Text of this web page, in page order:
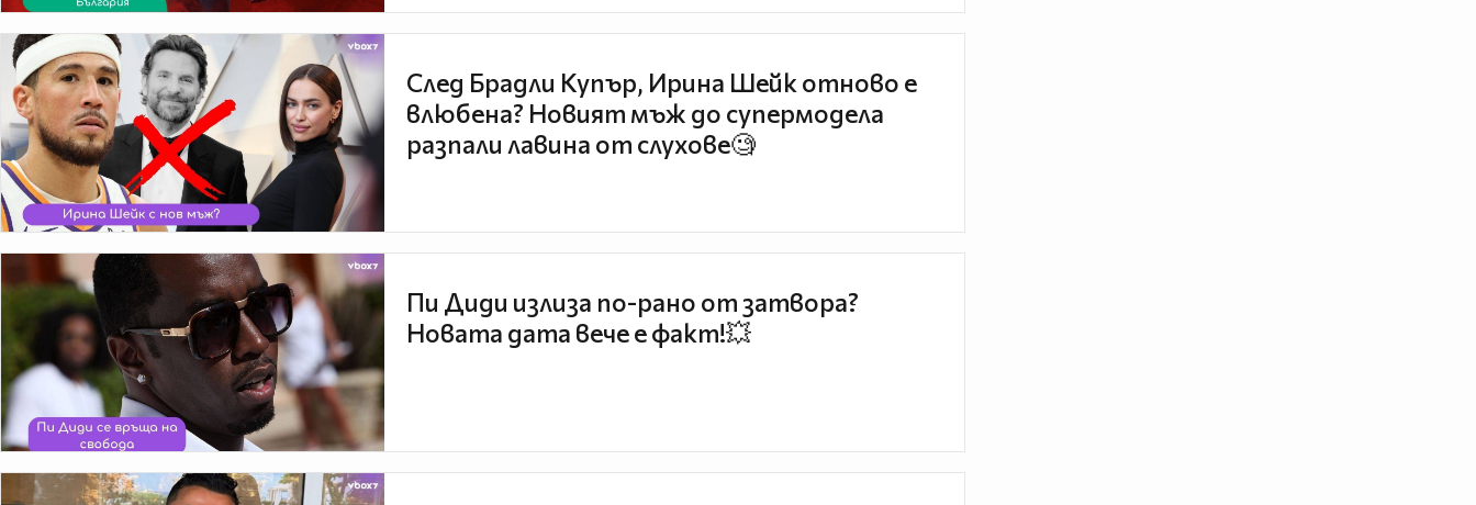
След Брадли Купър, Ирина Шейк отново е
влюбена? Новият мъж до супермодела
разпали лавина от слухове🧐
Пи Диди излиза по-рано от затвора?
Новата дата вече е факт!💥